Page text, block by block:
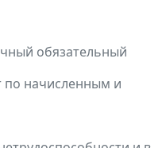
обязательный
по начисленным и